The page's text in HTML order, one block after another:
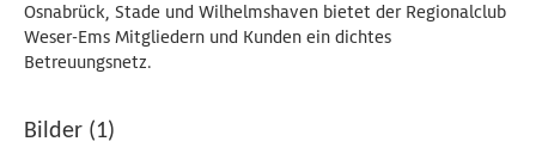
Osnabrück, Stade und Wilhelmshaven bietet der Regionalclub
Weser-Ems Mitgliedern und Kunden ein dichtes
Betreuungsnetz.
Bilder (1)